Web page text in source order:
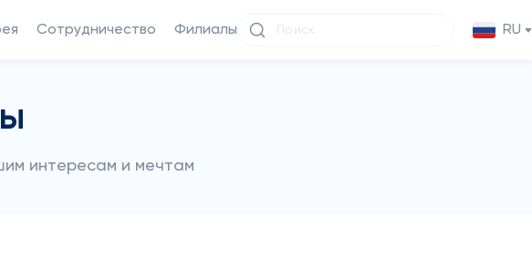
Сотрудничество Филиалы RU
интересам и мечтам